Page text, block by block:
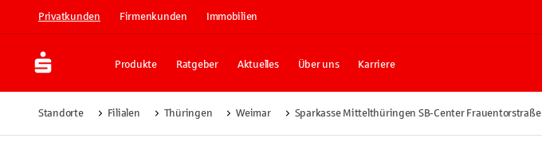
Privatkunden Firmenkunden Immobilien
Produkte Ratgeber Aktuelles Über uns Karriere
Standorte Filialen Thüringen Weimar Sparkasse Mittelthüringen SB-Center Frauentorstraße